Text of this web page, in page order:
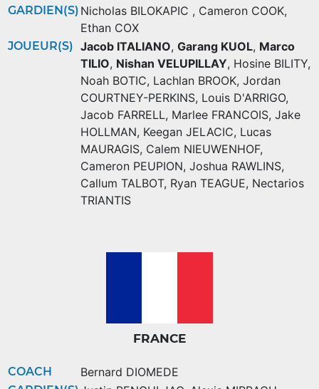
GARDIEN(S) Nicholas BILOKAPIC , Cameron COOK,
Ethan COX
JOUEUR(S) Jacob ITALIANO, Garang KUOL, Marco
TILIO, Nishan VELUPILLAY, Hosine BILITY,
Noah BOTIC, Lachlan BROOK, Jordan
COURTNEY-PERKINS, Louis D'ARRIGO,
Jacob FARRELL, Marlee FRANCOIS, Jake
HOLLMAN, Keegan JELACIC, Lucas
MAURAGIS, Calem NIEUWENHOF,
Cameron PEUPION, Joshua RAWLINS,
Callum TALBOT, Ryan TEAGUE, Nectarios
TRIANTIS
FRANCE
COACH Bernard DIOMEDE